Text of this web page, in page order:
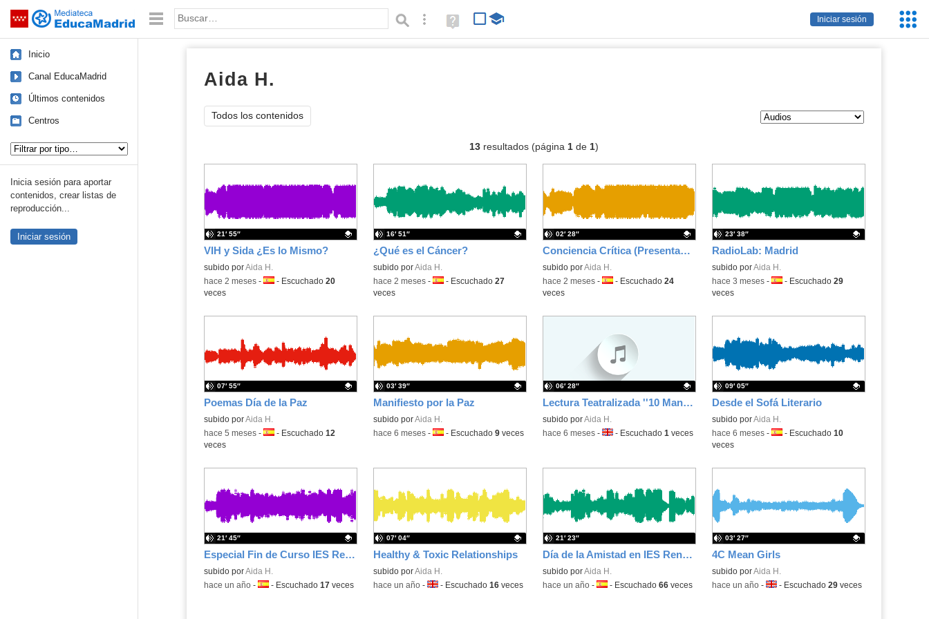
Saltar navegación
Iniciar sesión
Palabra o frase: Búsqueda avanzada
Ayuda
(en
Inicio
Canal EducaMadrid
Últimos contenidos
Centros
Inicia sesión para aportar
contenidos, crear listas de
reproducción...
Iniciar sesión
Aida H.
Todos los contenidos
13resultados (página 1de 1)
VIH y Sida ¿Es lo Mismo?
Contenido educativo.
subido porAida H.
21′ 55″
-hace 2 meses- Idioma:
- Escuchado 20
veces
¿Qué es el Cáncer?
Contenido educativo.
subido porAida H.
16′ 51″
-hace 2 meses- Idioma:
- Escuchado 27
veces
Conciencia Crítica (Presentación)
Contenido educativo.
subido porAida H.
02′ 28″
-hace 2 meses- Idioma:
- Escuchado 24
veces
RadioLab: Madrid
Contenido educativo.
subido porAida H.
23′ 38″
-hace 3 meses- Idioma:
- Escuchado 29
veces
Poemas Día de la Paz
Contenido educativo.
subido porAida H.
07′ 55″
-hace 5 meses- Idioma:
- Escuchado 12
veces
Manifiesto por la Paz
Contenido educativo.
subido porAida H.
03′ 39″
-hace 6 meses- Idioma:
- Escuchado 9veces
Lectura Teatralizada ''10 Maneras de Sobrevivir al Apocalipsis Zombie''
Contenido educativo.
subido porAida H.
06′ 28″
-hace 6 meses- Idioma:
- Escuchado 1 veces
Desde el Sofá Literario
Contenido educativo.
subido porAida H.
09′ 05″
-hace 6 meses- Idioma:
- Escuchado 10
veces
Especial Fin de Curso IES Renacimiento 2024-2025
Contenido educativo.
subido porAida H.
21′ 45″
-hace un año- Idioma:
- Escuchado 17veces
Healthy & Toxic Relationships
Contenido educativo.
subido porAida H.
07′ 04″
-hace un año- Idioma:
- Escuchado 16veces
Día de la Amistad en IES Renacimiento
subido porAida H.
21′ 23″
-hace un año- Idioma:
- Escuchado 66veces
4C Mean Girls
Contenido educativo.
subido porAida H.
03′ 27″
-hace un año- Idioma:
- Escuchado 29veces